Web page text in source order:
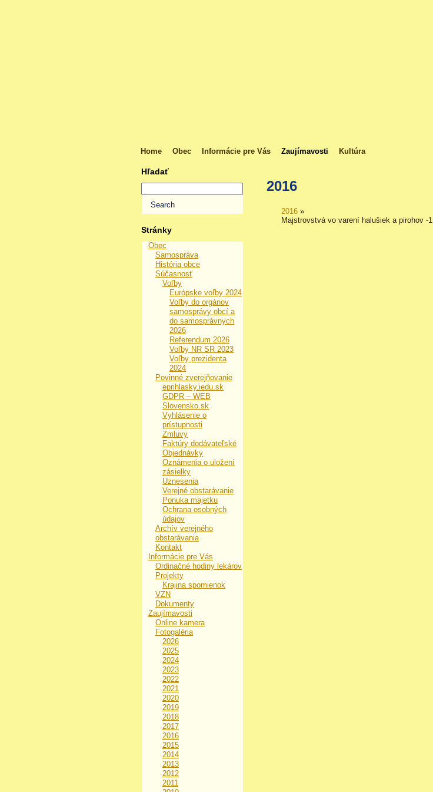
Home Obec Informácie pre Vás Zaujímavosti Kultúra
Hľadať
Stránky
Obec
Samospráva
História obce
Súčasnosť
Voľby
Európske voľby 2024
Voľby do orgánov
samosprávy obcí a
do samosprávnych
2026
Referendum 2026
Voľby NR SR 2023
Voľby prezidenta
2024
Povinné zverejňovanie
eprihlasky.iedu.sk
GDPR – WEB
Slovensko.sk
Vyhlásenie o
prístupnosti
Zmluvy
Faktúry dodávateľské
Objednávky
Oznámenia o uložení
zásielky
Uznesenia
Verejné obstarávanie
Ponuka majetku
Ochrana osobných
údajov
Archív verejného
obstarávania
Kontakt
Informácie pre Vás
Ordinačné hodiny lekárov
Projekty
Krajina spomienok
VZN
Dokumenty
Zaujímavosti
Online kamera
Fotogaléria
2026
2025
2024
2023
2022
2021
2020
2019
2018
2017
2016
2015
2014
2013
2012
2011
2016
2016 »
Majstrovstvá vo varení halušiek a pirohov -1